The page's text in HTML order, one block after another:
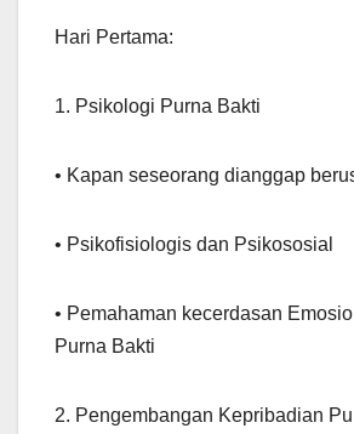
Hari Pertama:
1. Psikologi Purna Bakti
• Kapan seseorang dianggap
• Psikofisiologis dan Psikososial
• Pemahaman kecerdasan
Purna Bakti
2. Pengembangan Kepribadian